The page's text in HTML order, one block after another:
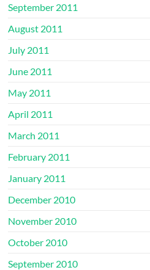
September 2011
August 2011
July 2011
June 2011
May 2011
April 2011
March 2011
February 2011
January 2011
December 2010
November 2010
October 2010
September 2010